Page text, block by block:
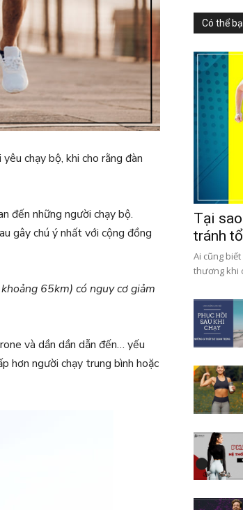
chạy bộ, khi cho rằng đàn
đến những người chạy bộ.
gây chú ý nhất với cộng đồng
65km) có nguy cơ giảm
và dần dần dẫn đến… yếu
hơn người chạy trung bình hoặc
Có thể
Tại
tránh
Ai cũng
thương khi